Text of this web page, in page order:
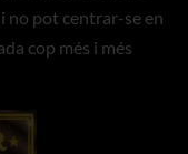
no pot centrar-se en
cop més i més